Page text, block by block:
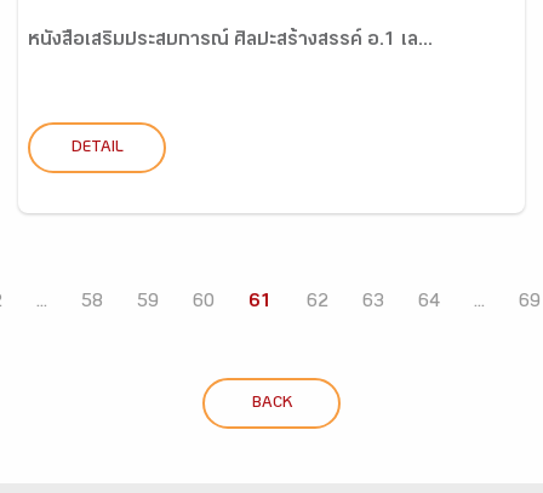
หนังสือเสริมประสบการณ์ ศิลปะสร้างสรรค์ อ.1 เล...
DETAIL
... 58 59 60 61 62 63 64 ... 69
BACK